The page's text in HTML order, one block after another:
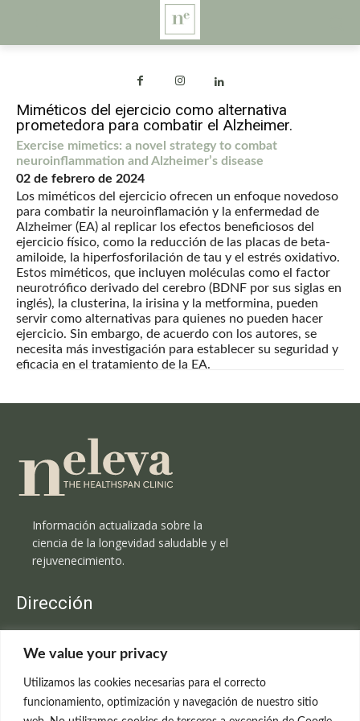
We value your privacy
Utilizamos las cookies necesarias para el correcto
funcionamiento, optimización y navegación de nuestro sitio
Miméticos del ejercicio como alternativa
prometedora para combatir el Alzheimer.
Exercise mimetics: a novel strategy to combat
neuroinflammation and Alzheimer’s disease
02 de febrero de 2024
Los miméticos del ejercicio ofrecen un enfoque novedoso
para combatir la neuroinflamación y la enfermedad de
Alzheimer (EA) al replicar los efectos beneficiosos del
ejercicio físico, como la reducción de las placas de beta-
amiloide, la hiperfosforilación de tau y el estrés oxidativo.
Estos miméticos, que incluyen moléculas como el factor
neurotrófico derivado del cerebro (BDNF por sus siglas en
inglés), la clusterina, la irisina y la metformina, pueden
servir como alternativas para quienes no pueden hacer
ejercicio. Sin embargo, de acuerdo con los autores, se
necesita más investigación para establecer su seguridad y
eficacia en el tratamiento de la EA.
Información actualizada sobre la
ciencia de la longevidad saludable y el
rejuvenecimiento.
Dirección
C/Claudio Coello, 19 - 1º
699 595 619